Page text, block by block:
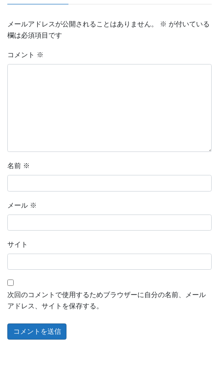
メールアドレスが公開されることはありません。 ※ が付いている
欄は必須項目です
コメント ※
名前 ※
メール ※
サイト
次回のコメントで使用するためブラウザーに自分の名前、メール
アドレス、サイトを保存する。